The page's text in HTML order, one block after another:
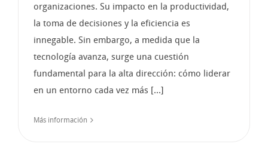
organizaciones. Su impacto en la productividad,
la toma de decisiones y la eficiencia es
innegable. Sin embargo, a medida que la
tecnología avanza, surge una cuestión
fundamental para la alta dirección: cómo liderar
en un entorno cada vez más [...]
Más información